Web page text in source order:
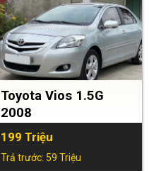
Toyota Vios 1.5G
2008
199 Triệu
Trả trước: 59 Triệu